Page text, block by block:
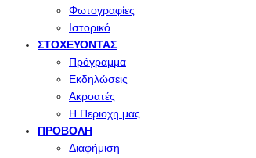
Φωτογραφίες
Ιστορικό
ΣΤΟΧΕΎΟΝΤΑΣ
Πρόγραμμα
Εκδηλώσεις
Ακροατές
Η Περιοχη μας
ΠΡΟΒΟΛΉ
Διαφήμιση